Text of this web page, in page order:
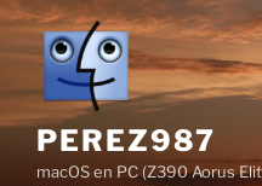
Saltar
contenido
PEREZ987
macOS en PC (Z390 Aorus